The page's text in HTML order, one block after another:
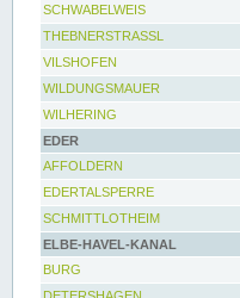
SCHWABELWEIS
THEBNERSTRASSL
VILSHOFEN
WILDUNGSMAUER
WILHERING
EDER
AFFOLDERN
EDERTALSPERRE
SCHMITTLOTHEIM
ELBE-HAVEL-KANAL
BURG